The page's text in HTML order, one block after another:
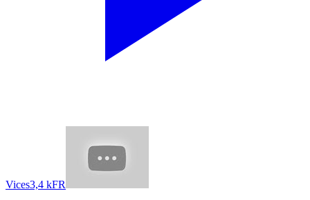
Vices3,4 kFR